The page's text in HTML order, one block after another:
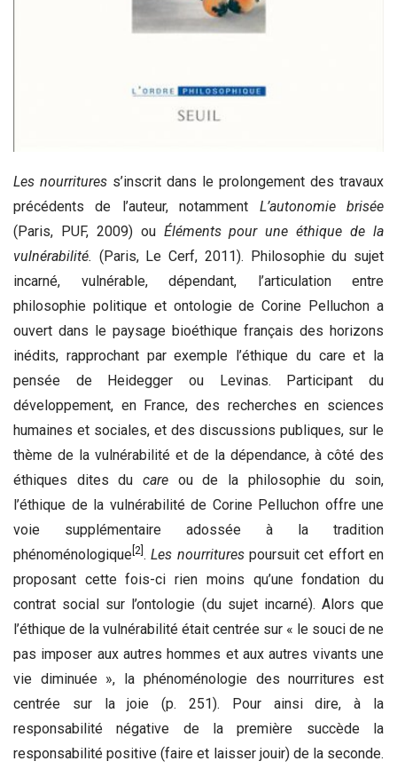
Les nourritures s’inscrit dans le prolongement des travaux
précédents de l’auteur, notamment L’autonomie brisée
(Paris, PUF, 2009) ou Éléments pour uneéthique de la
vulnérabilité. (Paris, Le Cerf, 2011). Philosophie du sujet
incarné, vulnérable, dépendant, l’articulation entre
philosophie politique et ontologie de Corine Pelluchon a
ouvert dans le paysage bioéthique français des horizons
inédits, rapprochant par exemple l’éthique du care et la
pensée de Heidegger ou Levinas. Participant du
développement, en France, des recherches en sciences
humaines et sociales, et des discussions publiques, sur le
thème de la vulnérabilité et de la dépendance, à côté des
éthiques dites du care ou de la philosophie du soin,
l’éthique de la vulnérabilité de Corine Pelluchon offre une
voie supplémentaire adossée à la tradition
phénoménologique [2] .Les nourriturespoursuit cet effort en
proposant cette fois-ci rien moins qu’une fondation du
contrat social sur l’ontologie (du sujet incarné). Alors que
l’éthique de la vulnérabilité était centrée sur « le souci de ne
pas imposer aux autres hommes et aux autres vivants une
vie diminuée », la phénoménologie des nourritures est
centrée sur la joie (p. 251). Pour ainsi dire, à la
responsabilité négative de la première succède la
responsabilité positive (faire et laisser jouir) de la seconde.